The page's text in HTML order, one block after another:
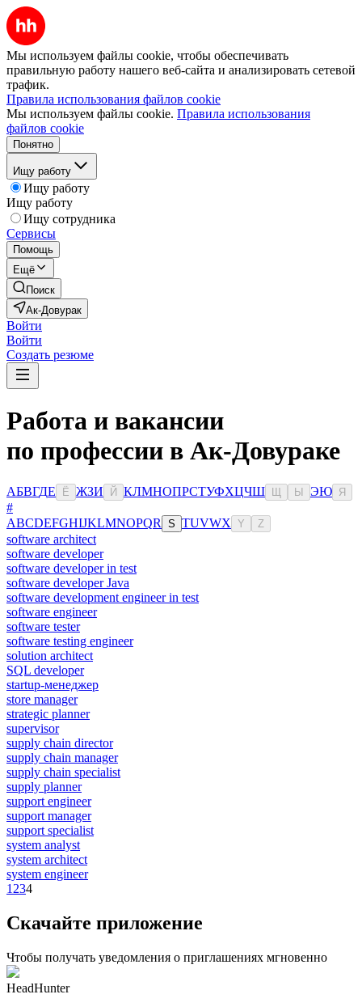
Мы используем файлы cookie, чтобы обеспечивать
правильную работу нашего веб-сайта и анализировать сетевой
трафик.
Правила использования файлов cookie
Мы используем файлы cookie. Правила использования
файлов cookie
Понятно
Ищу работу
Ищу работу
Ищу работу
Ищу сотрудника
Сервисы
Помощь
Ещё
Поиск
Ак-Довурак
Войти
Войти
Создать резюме
Работа и вакансии
по профессии в Ак-Довураке
АБВГДЕ Ё ЖЗИ Й КЛМНОПРСТУФХЦЧШ Ы ЭЮ Я
#
ABCDEFGHIJKLMNOPQR S TUVWX Y Z
software architect
software developer
software developer in test
software developer Java
software development engineer in test
software engineer
software tester
software testing engineer
solution architect
SQL developer
startup-менеджер
store manager
strategic planner
supervisor
supply chain director
supply chain manager
supply chain specialist
supply planner
support engineer
support manager
support specialist
system analyst
system architect
system engineer
1 234
Скачайте приложение
Чтобы получать уведомления о приглашениях мгновенно
HeadHunter